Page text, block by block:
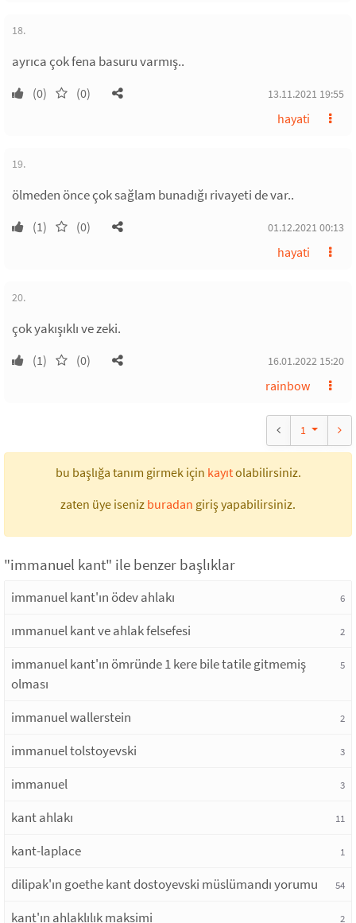
18.
ayrıca çok fena basuru varmış..
(0) (0) 13.11.2021 19:55
hayati
19.
ölmeden önce çok sağlam bunadığı rivayeti de var..
(1) (0) 01.12.2021 00:13
hayati
20.
çok yakışıklı ve zeki.
(1) (0) 16.01.2022 15:20
rainbow
1
bu başlığa tanım girmek için kayıtolabilirsiniz.
zaten üye iseniz buradan giriş yapabilirsiniz.
"immanuel kant" ile benzer başlıklar
immanuel kant'ın ödev ahlakı 6
ımmanuel kant ve ahlak felsefesi 2
immanuel kant'ın ömründe 1 kere bile tatile gitmemiş
olması
5
immanuel wallerstein 2
immanuel tolstoyevski 3
immanuel 3
kant ahlakı 11
kant-laplace 1
dilipak'ın goethe kant dostoyevski müslümandı yorumu 54
kant'ın ahlaklılık maksimi 2